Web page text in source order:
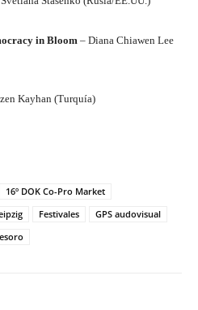
in Bloom – Diana Chiawen Lee
Kayhan (Turquía)
16º DOK Co-Pro Market
Festivales
GPS audovisual